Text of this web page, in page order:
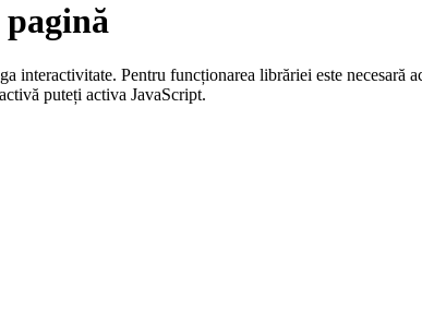
interactivitate. Pentru funcționarea librăriei este
puteți activa JavaScript.